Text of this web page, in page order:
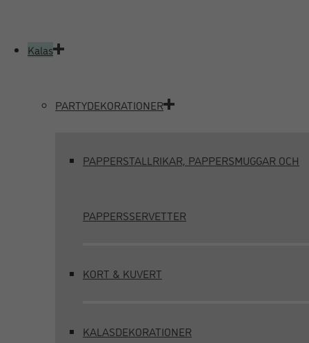
Kalas
PARTYDEKORATIONER
PAPPERSTALLRIKAR, PAPPERSMUGGAR OCH
PAPPERSSERVETTER
KORT & KUVERT
KALASDEKORATIONER